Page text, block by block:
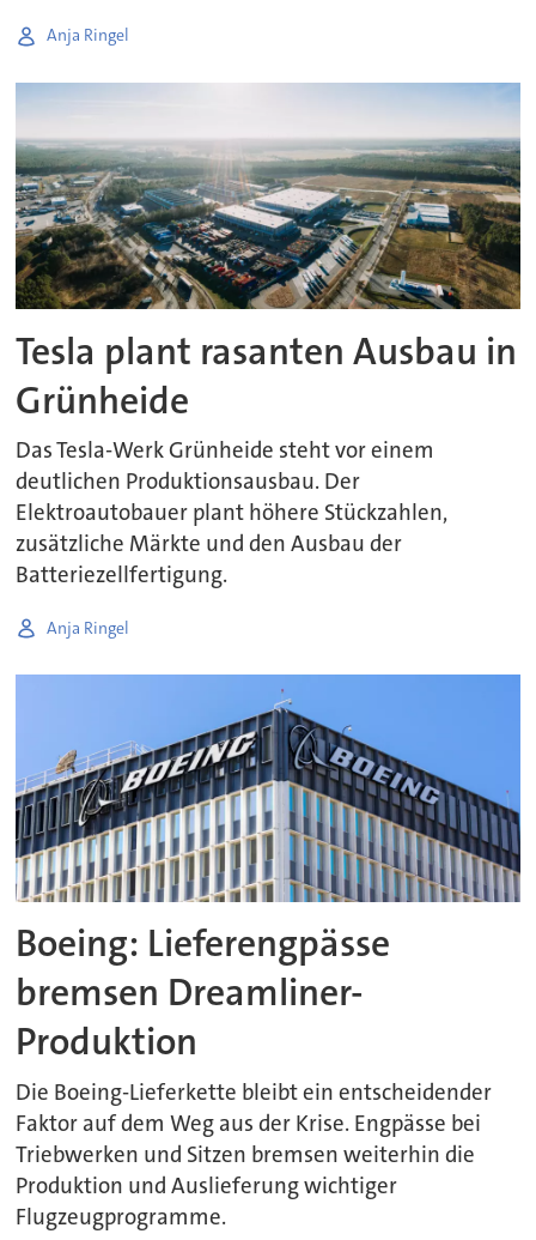
Anja Ringel
Tesla plant rasanten Ausbau in
Grünheide
Das Tesla-Werk Grünheide steht vor einem
deutlichen Produktionsausbau. Der
Elektroautobauer plant höhere Stückzahlen,
zusätzliche Märkte und den Ausbau der
Batteriezellfertigung.
Anja Ringel
Boeing: Lieferengpässe
bremsen Dreamliner-
Produktion
Die Boeing-Lieferkette bleibt ein entscheidender
Faktor auf dem Weg aus der Krise. Engpässe bei
Triebwerken und Sitzen bremsen weiterhin die
Produktion und Auslieferung wichtiger
Flugzeugprogramme.